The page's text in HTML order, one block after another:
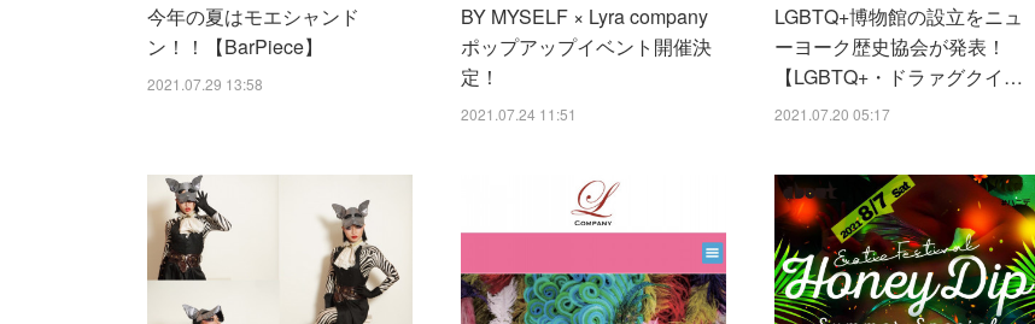
今年の夏はモエシャンド
ン！！【BarPiece】
2021.07.29 13:58
BY MYSELF × Lyra company
ポップアップイベント開催決
定！
2021.07.24 11:51
LGBTQ+博物館の設立をニュ
ーヨーク歴史協会が発表！
【LGBTQ+・ドラァグクイ…
2021.07.20 05:17